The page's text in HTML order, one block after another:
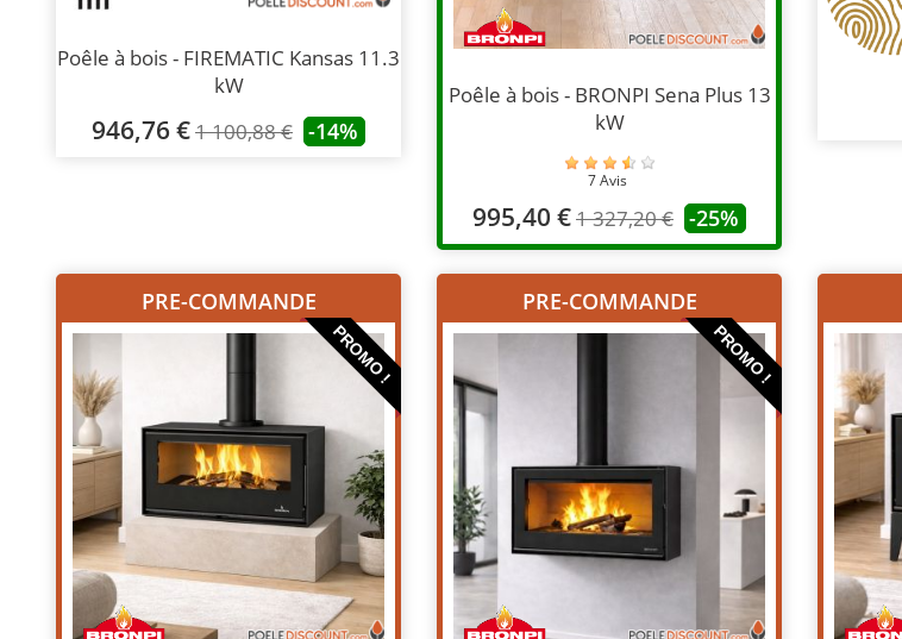
Poêle à bois - FIREMATIC Kansas 11.3
kW
946,76 €1 100,88 € -14%
Poêle à bois - BRONPI Sena Plus 13
kW
7 Avis
995,40 €1 327,20 € -25%
PRE-COMMANDE
PROMO !
PRE-COMMANDE
PROMO !